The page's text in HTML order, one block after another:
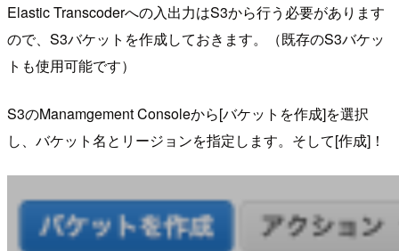
Elastic Transcoderへの入出力はS3から行う必要があります
ので、S3バケットを作成しておきます。（既存のS3バケッ
トも使用可能です）
S3のManamgement Consoleから[バケットを作成]を選択
し、バケット名とリージョンを指定します。そして[作成]！